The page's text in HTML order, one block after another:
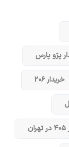
پژو پارس
خریدار ۲۰۶